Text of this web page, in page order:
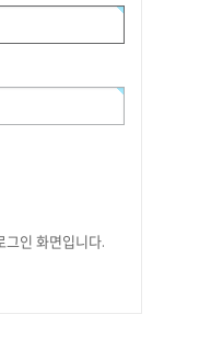
그인 화면입니다.